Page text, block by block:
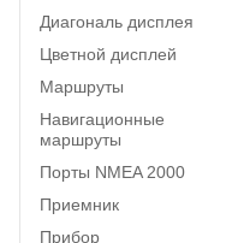
Диагональ дисплея
Цветной дисплей
Маршруты
Навигационные
маршруты
Порты NMEA 2000
Приемник
Прибор